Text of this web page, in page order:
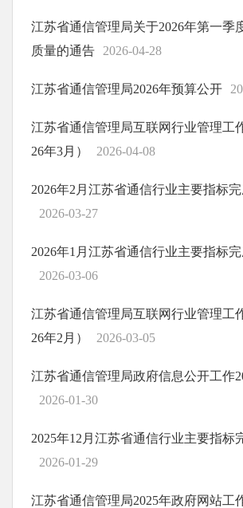
江苏省通信管理局关于2026年第一季
质量的通告
2026-04-28
江苏省通信管理局2026年预算公开
江苏省通信管理局互联网行业管理工
26年3月）
2026-04-08
2026年2月江苏省通信行业主要指标
2026-03-27
2026年1月江苏省通信行业主要指标
2026-03-06
江苏省通信管理局互联网行业管理工
26年2月）
2026-03-05
江苏省通信管理局政府信息公开工作
2026-01-30
2025年12月江苏省通信行业主要指标
2026-01-29
江苏省通信管理局2025年政府网站工